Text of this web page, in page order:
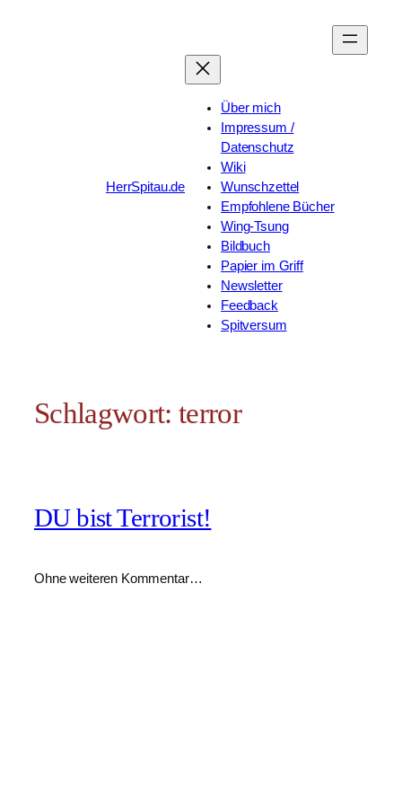
HerrSpitau.de
Über mich
Impressum /
Datenschutz
Wiki
Wunschzettel
Empfohlene Bücher
Wing-Tsung
Bildbuch
Papier im Griff
Newsletter
Feedback
Spitversum
Schlagwort:terror
DU bist Terrorist!
Ohne weiteren Kommentar…